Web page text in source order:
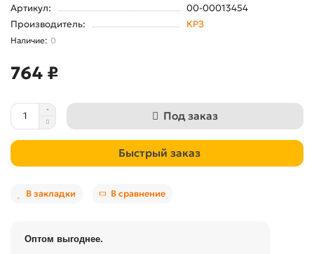
Артикул:
00-00013454
Производитель:
КРЗ
0
764 ₽
Под заказ
Быстрый заказ
В закладки В сравнение
Оптом выгоднее.